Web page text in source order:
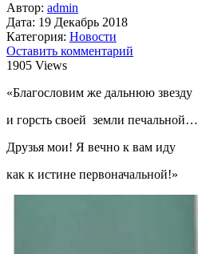
Автор: admin
Дата: 19 Декабрь 2018
Категория: Новости
Оставить комментарий
1905 Views
«Благословим же дальнюю звезду
и горсть своей земли печальной…
Друзья мои! Я вечно к вам иду
как к истине первоначальной!»